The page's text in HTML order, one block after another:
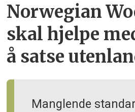
Norwegian
skal hjelpe
å satse
Manglende